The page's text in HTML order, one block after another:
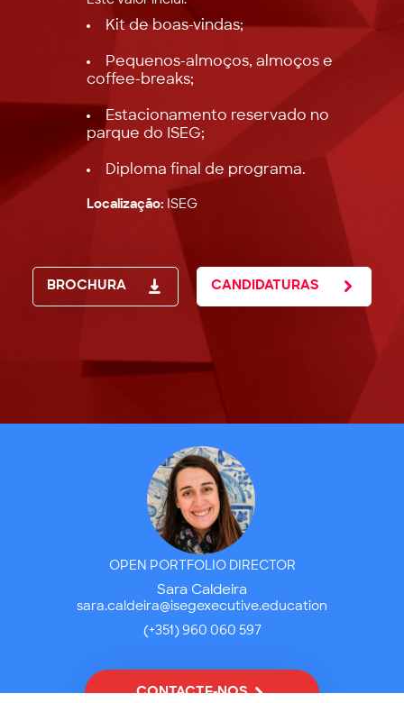
Kit de boas-vindas;
Pequenos-almoços, almoços e
coffee-breaks;
Estacionamento reservado no
parque do ISEG;
Diploma final de programa.
Localização: ISEG
BROCHURA CANDIDATURAS
OPEN PORTFOLIO DIRECTOR
Sara Caldeira
sara.caldeira@isegexecutive.education
(+351) 960 060 597
CONTACTE-NOS